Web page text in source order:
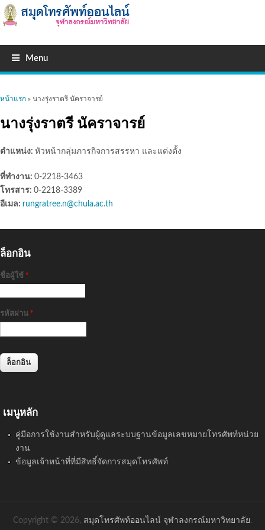
Menu
คุณอยู่ที่นี่
หน้าแรก » นางรุ่งราตรี นัคราจารย์
นางรุ่งราตรี นัคราจารย์
ตำแหน่ง: หัวหน้ากลุ่มภารกิจการสรรหา และแต่งตั้ง
ที่ทำงาน: 0-2218-3463
โทรสาร: 0-2218-3389
อีเมล: rungratree.n@chula.ac.th
ล็อกอิน
ชื่อผู้ใช้ *
รหัสผ่าน *
เมนูหลัก
คู่มือการใช้งานสำหรับผู้ดูแลระบบฐานข้อมูลเลขหมายโทรศัพท์หน่วย
งาน
ข้อมูลเจ้าหน้าที่ที่มีสิทธิ์จัดการสมุดโทรศัพท์
Copyright © 2026, สมุดโทรศัพท์ออนไลน์ จุฬาลงกรณ์มหาวิทยาลัย.